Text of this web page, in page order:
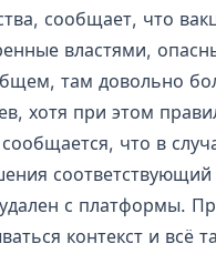
сообщает, что
властями,
там довольно
хотя при этом
что в
с платформы.
контекст и всё